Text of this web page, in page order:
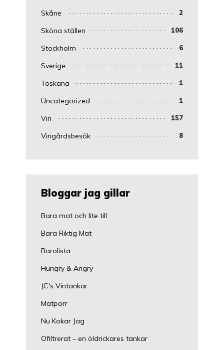
Skåne
2
Sköna ställen 106
Stockholm 6
Sverige 11
Toskana 1
Uncategorized 1
Vin 157
Vingårdsbesök 8
Bloggar jag gillar
Bara mat och lite till
Bara Riktig Mat
Barolista
Hungry & Angry
JC's Vintankar
Matporr
Nu Kokar Jag
Ofiltrerat – en öldrickares tankar